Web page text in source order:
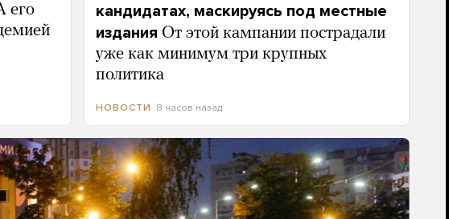
его
кандидатах, маскируясь под местные
издания От этой кампании пострадали
уже как минимум три крупных
политика
НОВОСТИ 8 часов назад